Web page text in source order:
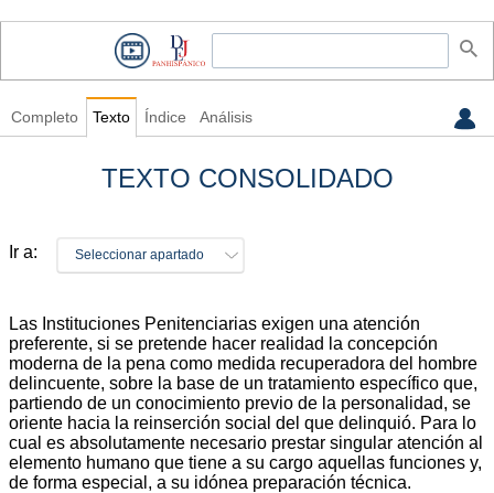
Completo Texto Índice Análisis
TEXTO CONSOLIDADO
Ir a: Seleccionar apartado
Las Instituciones Penitenciarias exigen una atención
preferente, si se pretende hacer realidad la concepción
moderna de la pena como medida recuperadora del hombre
delincuente, sobre la base de un tratamiento específico que,
partiendo de un conocimiento previo de la personalidad, se
oriente hacia la reinserción social del que delinquió. Para lo
cual es absolutamente necesario prestar singular atención al
elemento humano que tiene a su cargo aquellas funciones y,
de forma especial, a su idónea preparación técnica.